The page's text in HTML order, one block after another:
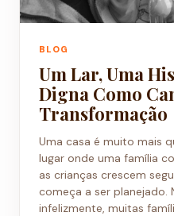
BLOG
Um Lar, Uma
Digna Como
Transformação
Uma casa é muito mais
lugar onde uma família
as crianças crescem
começa a ser planejado.
infelizmente, muitas